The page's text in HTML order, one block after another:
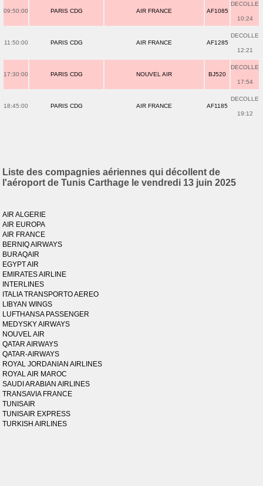
09:50:00 PARIS CDG AIR FRANCE AF1085
DECOLLE
10:24
11:50:00 PARIS CDG AIR FRANCE AF1285
DECOLLE
12:21
17:30:00 PARIS CDG NOUVEL AIR BJ520
DECOLLE
17:54
18:45:00 PARIS CDG AIR FRANCE AF1185
DECOLLE
19:12
Liste des compagnies aériennes qui décollent de
l'aéroport de Tunis Carthage le vendredi 13 juin 2025
AIR ALGERIE
AIR EUROPA
AIR FRANCE
BERNIQ AIRWAYS
BURAQAIR
EGYPT AIR
EMIRATES AIRLINE
INTERLINES
ITALIA TRANSPORTO AEREO
LIBYAN WINGS
LUFTHANSA PASSENGER
MEDYSKY AIRWAYS
NOUVEL AIR
QATAR AIRWAYS
QATAR-AIRWAYS
ROYAL JORDANIAN AIRLINES
ROYAL AIR MAROC
SAUDI ARABIAN AIRLINES
TRANSAVIA FRANCE
TUNISAIR
TUNISAIR EXPRESS
TURKISH AIRLINES